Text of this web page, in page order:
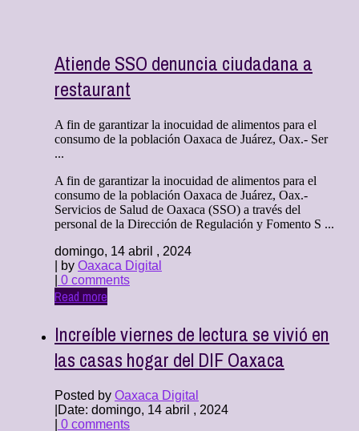
Atiende SSO denuncia ciudadana a
restaurant
A fin de garantizar la inocuidad de alimentos para el
consumo de la población Oaxaca de Juárez, Oax.- Ser
...
A fin de garantizar la inocuidad de alimentos para el
consumo de la población Oaxaca de Juárez, Oax.-
Servicios de Salud de Oaxaca (SSO) a través del
personal de la Dirección de Regulación y Fomento S ...
domingo, 14 abril , 2024
| by Oaxaca Digital
0 comments
Read more
Increíble viernes de lectura se vivió en
las casas hogar del DIF Oaxaca
Posted by Oaxaca Digital
Date: domingo, 14 abril , 2024
0 comments